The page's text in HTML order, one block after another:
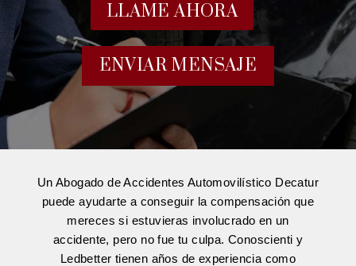
LLAME AHORA
ENVIAR MENSAJE
Un Abogado de Accidentes Automovilístico Decatur
puede ayudarte a conseguir la compensación que
mereces si estuvieras involucrado en un
accidente, pero no fue tu culpa. Conoscienti y
Ledbetter tienen años de experiencia como